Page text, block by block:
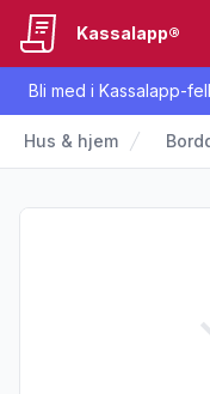
Bli med i Kassalapp-
Kassalapp®
Hus & hjem